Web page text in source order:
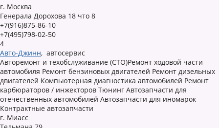
г. Москва
Генерала Дорохова 18 что 8
+7(916)875-86-10
+7(495)798-02-50
4
Авто-Джинн, автосервис
Авторемонт и техобслуживание (СТО)Ремонт ходовой части
автомобиля Ремонт бензиновых двигателей Ремонт дизельных
двигателей Компьютерная диагностика автомобилей Ремонт
карбюраторов / инжекторов Тюнинг Автозапчасти для
отечественных автомобилей Автозапчасти для иномарок
Контрактные автозапчасти
г. Миасс